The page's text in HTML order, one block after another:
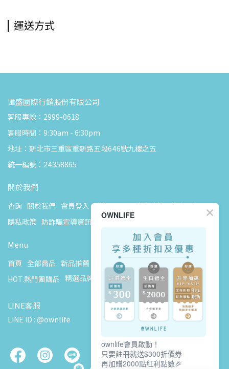
運送方式
匯盛國際行銷股份有限公司
客服專線：2999-0618
客服時間：9:30am - 6:30pm
地址：新北市三重區重新路五段646號九樓之五
統一編號：24358865
關於我們
查詢 關於我們 會員登入 購物說明 退換貨政策 客戶服務說明
隱私政策 防詐騙宣導資訊
Menu
首頁 全部商品 新品推薦
2026 ASPOR 夏季風扇精選 ☀️
HOT.熱門團購品 精選品牌 美學家電 VIP會員募集中 聯絡我們
LINE客服
LINE ID : @ownlife
OWNLIFE
ownlife會員啟動！
只要註冊就送$300折價券
再加贈2000點紅利點數🎉